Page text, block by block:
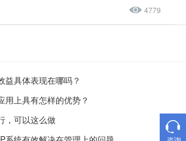
4779
益具体表现在哪吗？
用上具有怎样的优势？
，可以这么做